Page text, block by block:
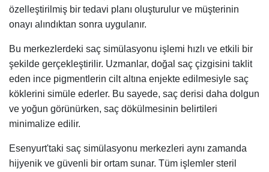
özelleştirilmiş bir tedavi planı oluşturulur ve müşterinin
onayı alındıktan sonra uygulanır.
Bu merkezlerdeki saç simülasyonu işlemi hızlı ve etkili bir
şekilde gerçekleştirilir. Uzmanlar, doğal saç çizgisini taklit
eden ince pigmentlerin cilt altına enjekte edilmesiyle saç
köklerini simüle ederler. Bu sayede, saç derisi daha dolgun
ve yoğun görünürken, saç dökülmesinin belirtileri
minimalize edilir.
Esenyurt'taki saç simülasyonu merkezleri aynı zamanda
hijyenik ve güvenli bir ortam sunar. Tüm işlemler steril